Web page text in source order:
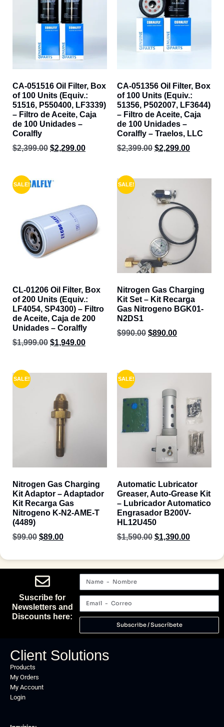
CA-051516 Oil Filter, Box
of 100 Units (Equiv.:
51516, P550400, LF3339)
– Filtro de Aceite, Caja
de 100 Unidades –
Coralfly
$2,399.00 $2,299.00
CA-051356 Oil Filter, Box
of 100 Units (Equiv.:
51356, P502007, LF3644)
– Filtro de Aceite, Caja
de 100 Unidades –
Coralfly – Traelos, LLC
$2,399.00 $2,299.00
SALE!
CL-01206 Oil Filter, Box
of 200 Units (Equiv.:
LF4054, SP4300) – Filtro
de Aceite, Caja de 200
Unidades – Coralfly
$1,999.00 $1,949.00
SALE!
Nitrogen Gas Charging
Kit Set – Kit Recarga
Gas Nitrogeno BGK01-
N2DS1
$990.00 $890.00
SALE!
Nitrogen Gas Charging
Kit Adaptor – Adaptador
Kit Recarga Gas
Nitrogeno K-N2-AME-T
(4489)
$99.00 $89.00
SALE!
Automatic Lubricator
Greaser, Auto-Grease Kit
– Lubricador Automatico
Engrasador B200V-
HL12U450
$1,590.00 $1,390.00
Suscribe for
Newsletters and
Discounts here:
Subscribe / Suscríbete
Client Solutions
Products
My Orders
My Account
Login